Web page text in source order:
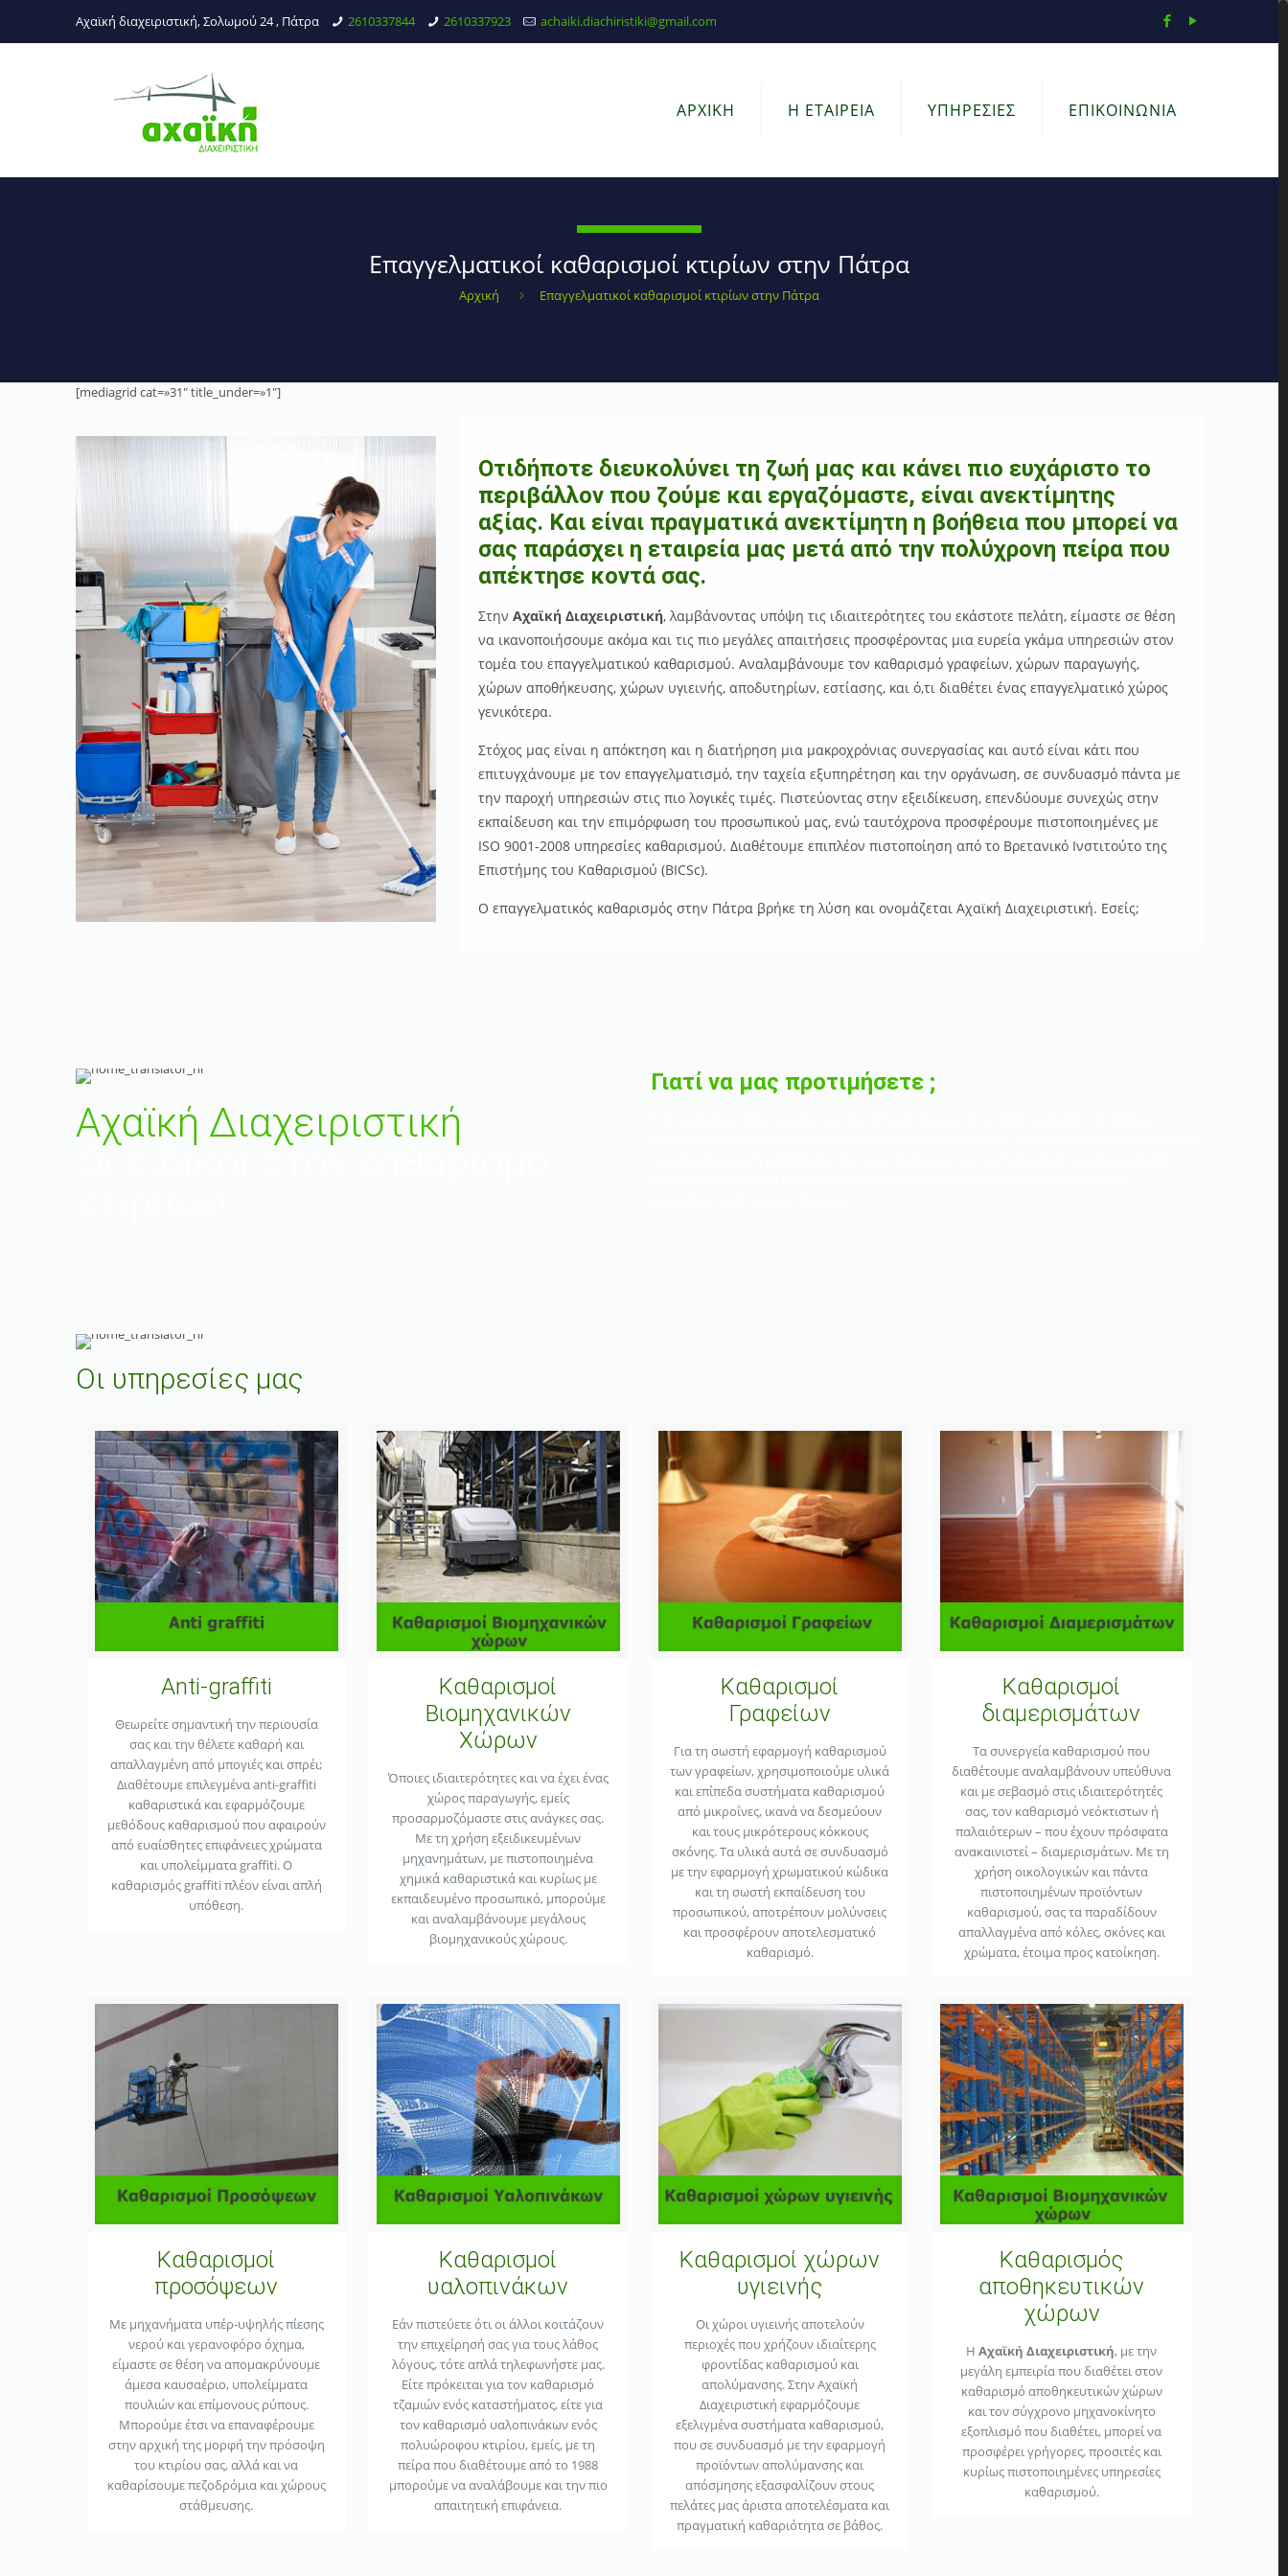
Αχαϊκή διαχειριστική, Σολωμού 24 , Πάτρα 2610337844 2610337923 achaiki.diachiristiki@gmail.com
ΑΡΧΙΚΗ Η ΕΤΑΙΡΕΙΑ ΥΠΗΡΕΣΙΕΣ ΕΠΙΚΟΙΝΩΝΙΑ
Επαγγελματικοί καθαρισμοί κτιρίων στην Πάτρα
Αρχική Επαγγελματικοί καθαρισμοί κτιρίων στην Πάτρα
[mediagrid cat=»31″ title_under=»1″]
Οτιδήποτε διευκολύνει τη ζωή μας και κάνει πιο ευχάριστο το
περιβάλλον που ζούμε και εργαζόμαστε, είναι ανεκτίμητης
αξίας. Και είναι πραγματικά ανεκτίμητη η βοήθεια που μπορεί να
σας παράσχει η εταιρεία μας μετά από την πολύχρονη πείρα που
απέκτησε κοντά σας.
Στην Αχαϊκή Διαχειριστική, λαμβάνοντας υπόψη τις ιδιαιτερότητες του εκάστοτε πελάτη, είμαστε σε θέση
να ικανοποιήσουμε ακόμα και τις πιο μεγάλες απαιτήσεις προσφέροντας μια ευρεία γκάμα υπηρεσιών στον
τομέα του επαγγελματικού καθαρισμού. Αναλαμβάνουμε τον καθαρισμό γραφείων, χώρων παραγωγής,
χώρων αποθήκευσης, χώρων υγιεινής, αποδυτηρίων, εστίασης, και ό,τι διαθέτει ένας επαγγελματικό χώρος
γενικότερα.
Στόχος μας είναι η απόκτηση και η διατήρηση μια μακροχρόνιας συνεργασίας και αυτό είναι κάτι που
επιτυγχάνουμε με τον επαγγελματισμό, την ταχεία εξυπηρέτηση και την οργάνωση, σε συνδυασμό πάντα με
την παροχή υπηρεσιών στις πιο λογικές τιμές. Πιστεύοντας στην εξειδίκευση, επενδύουμε συνεχώς στην
εκπαίδευση και την επιμόρφωση του προσωπικού μας, ενώ ταυτόχρονα προσφέρουμε πιστοποιημένες με
ISO 9001-2008 υπηρεσίες καθαρισμού. Διαθέτουμε επιπλέον πιστοποίηση από το Βρετανικό Ινστιτούτο της
Επιστήμης του Καθαρισμού (BICSc).
Ο επαγγελματικός καθαρισμός στην Πάτρα βρήκε τη λύση και ονομάζεται Αχαϊκή Διαχειριστική. Εσείς;
Αχαϊκή Διαχειριστική
Γιατί να μας προτιμήσετε ;
Οι υπηρεσίες μας
Anti-graffiti
Θεωρείτε σημαντική την περιουσία
σας και την θέλετε καθαρή και
απαλλαγμένη από μπογιές και σπρέι;
Διαθέτουμε επιλεγμένα anti-graffiti
καθαριστικά και εφαρμόζουμε
μεθόδους καθαρισμού που αφαιρούν
από ευαίσθητες επιφάνειες χρώματα
και υπολείμματα graffiti. Ο
καθαρισμός graffiti πλέον είναι απλή
υπόθεση.
Καθαρισμοί
Βιομηχανικών
Χώρων
Όποιες ιδιαιτερότητες και να έχει ένας
χώρος παραγωγής, εμείς
προσαρμοζόμαστε στις ανάγκες σας.
Με τη χρήση εξειδικευμένων
μηχανημάτων, με πιστοποιημένα
χημικά καθαριστικά και κυρίως με
εκπαιδευμένο προσωπικό, μπορούμε
και αναλαμβάνουμε μεγάλους
βιομηχανικούς χώρους.
Καθαρισμοί
Γραφείων
Για τη σωστή εφαρμογή καθαρισμού
των γραφείων, χρησιμοποιούμε υλικά
και επίπεδα συστήματα καθαρισμού
από μικροΐνες, ικανά να δεσμεύουν
και τους μικρότερους κόκκους
σκόνης. Τα υλικά αυτά σε συνδυασμό
με την εφαρμογή χρωματικού κώδικα
και τη σωστή εκπαίδευση του
προσωπικού, αποτρέπουν μολύνσεις
και προσφέρουν αποτελεσματικό
καθαρισμό.
Καθαρισμοί
διαμερισμάτων
Τα συνεργεία καθαρισμού που
διαθέτουμε αναλαμβάνουν υπεύθυνα
και με σεβασμό στις ιδιαιτερότητές
σας, τον καθαρισμό νεόκτιστων ή
παλαιότερων – που έχουν πρόσφατα
ανακαινιστεί – διαμερισμάτων. Με τη
χρήση οικολογικών και πάντα
πιστοποιημένων προϊόντων
καθαρισμού, σας τα παραδίδουν
απαλλαγμένα από κόλες, σκόνες και
χρώματα, έτοιμα προς κατοίκηση.
Καθαρισμοί
προσόψεων
Με μηχανήματα υπέρ-υψηλής πίεσης
νερού και γερανοφόρο όχημα,
είμαστε σε θέση να απομακρύνουμε
άμεσα καυσαέριο, υπολείμματα
πουλιών και επίμονους ρύπους.
Μπορούμε έτσι να επαναφέρουμε
στην αρχική της μορφή την πρόσοψη
του κτιρίου σας, αλλά και να
καθαρίσουμε πεζοδρόμια και χώρους
στάθμευσης.
Καθαρισμοί
υαλοπινάκων
Εάν πιστεύετε ότι οι άλλοι κοιτάζουν
την επιχείρησή σας για τους λάθος
λόγους, τότε απλά τηλεφωνήστε μας.
Είτε πρόκειται για τον καθαρισμό
τζαμιών ενός καταστήματος, είτε για
τον καθαρισμό υαλοπινάκων ενός
πολυώροφου κτιρίου, εμείς, με τη
πείρα που διαθέτουμε από το 1988
μπορούμε να αναλάβουμε και την πιο
απαιτητική επιφάνεια.
Καθαρισμοί χώρων
υγιεινής
Οι χώροι υγιεινής αποτελούν
περιοχές που χρήζουν ιδιαίτερης
φροντίδας καθαρισμού και
απολύμανσης. Στην Αχαϊκή
Διαχειριστική εφαρμόζουμε
εξελιγμένα συστήματα καθαρισμού,
που σε συνδυασμό με την εφαρμογή
προϊόντων απολύμανσης και
απόσμησης εξασφαλίζουν στους
πελάτες μας άριστα αποτελέσματα και
πραγματική καθαριότητα σε βάθος.
Καθαρισμός
αποθηκευτικών
χώρων
ΗΑχαϊκή Διαχειριστική, με την
μεγάλη εμπειρία που διαθέτει στον
καθαρισμό αποθηκευτικών χώρων
και τον σύγχρονο μηχανοκίνητο
εξοπλισμό που διαθέτει, μπορεί να
προσφέρει γρήγορες, προσιτές και
κυρίως πιστοποιημένες υπηρεσίες
καθαρισμού.